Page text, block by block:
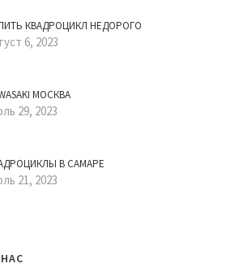
КВАДРОЦИКЛ НЕДОРОГО
6, 2023
МОСКВА
29, 2023
В САМАРЕ
21, 2023